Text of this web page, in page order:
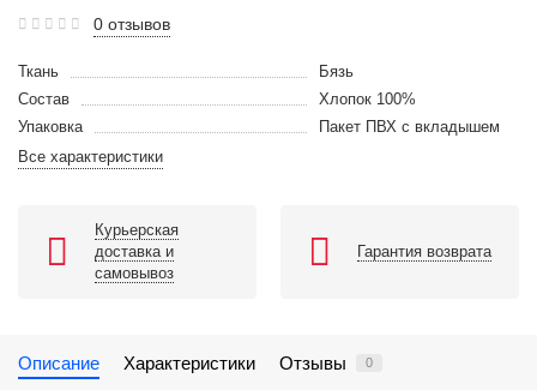
0 отзывов
Ткань
Бязь
Состав
Хлопок 100%
Упаковка
Пакет ПВХ с вкладышем
Все характеристики
Курьерская
доставка и
самовывоз
Гарантия возврата
Описание Характеристики Отзывы 0